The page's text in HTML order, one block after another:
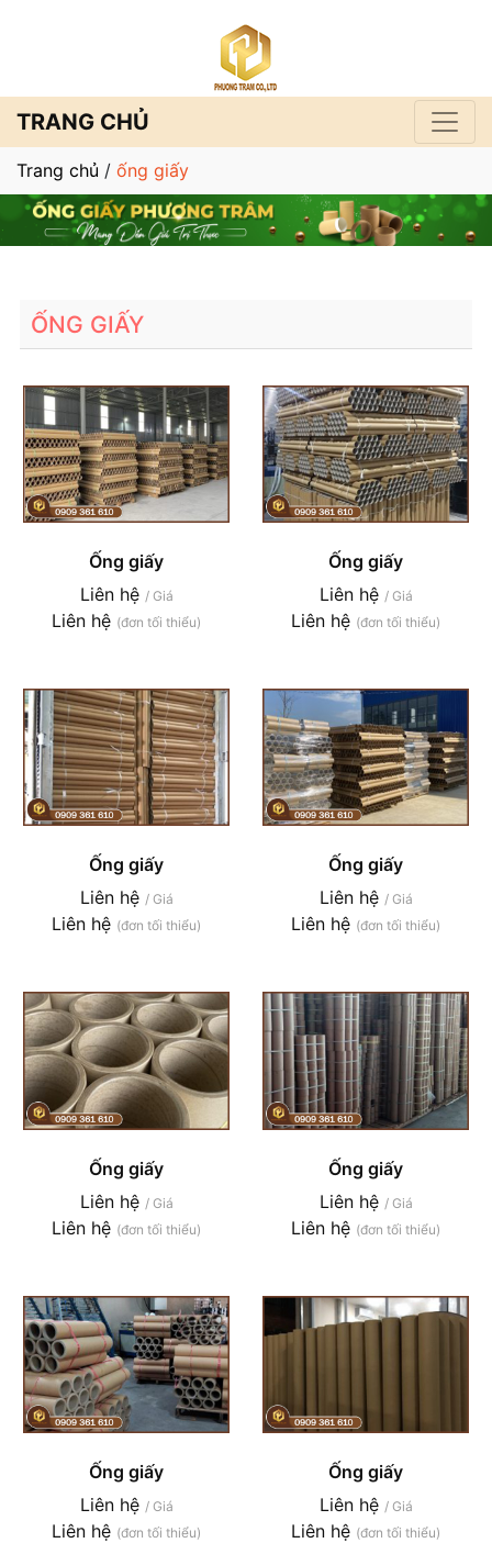
TRANG CHỦ
Trang chủ / ống giấy
ỐNG GIẤY
Ống giấy
Liên hệ / Giá
Liên hệ (đơn tối thiểu)
Ống giấy
Liên hệ / Giá
Liên hệ (đơn tối thiểu)
Ống giấy
Liên hệ / Giá
Liên hệ (đơn tối thiểu)
Ống giấy
Liên hệ / Giá
Liên hệ (đơn tối thiểu)
Ống giấy
Liên hệ / Giá
Liên hệ (đơn tối thiểu)
Ống giấy
Liên hệ / Giá
Liên hệ (đơn tối thiểu)
Ống giấy
Liên hệ / Giá
Liên hệ (đơn tối thiểu)
Ống giấy
Liên hệ / Giá
Liên hệ (đơn tối thiểu)